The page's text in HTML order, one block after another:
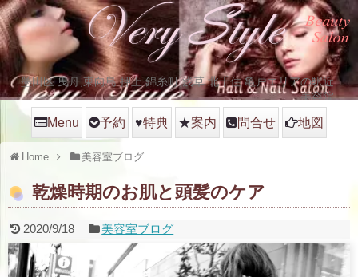
墨田区 曳舟,東向島.押上.錦糸町,浅草.北千住.亀戸エリアの駅近
美容院
Menu 予約 ♥特典 ★案内 問合せ 地図
Home 美容室ブログ
乾燥時期のお肌と頭髪のケア
2020/9/18 美容室ブログ